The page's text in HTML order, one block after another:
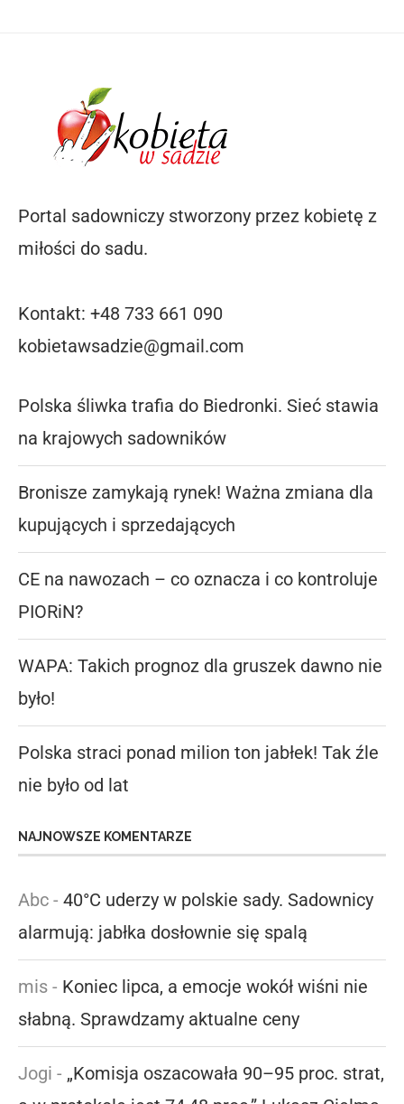
Portal sadowniczy stworzony przez kobietę z
miłości do sadu.
Kontakt: +48 733 661 090
kobietawsadzie@gmail.com
Polska śliwka trafia do Biedronki. Sieć stawia
na krajowych sadowników
Bronisze zamykają rynek! Ważna zmiana dla
kupujących i sprzedających
CE na nawozach – co oznacza i co kontroluje
PIORiN?
WAPA: Takich prognoz dla gruszek dawno nie
było!
Polska straci ponad milion ton jabłek! Tak źle
nie było od lat
NAJNOWSZE KOMENTARZE
Abc - 40°C uderzy w polskie sady. Sadownicy
alarmują: jabłka dosłownie się spalą
mis - Koniec lipca, a emocje wokół wiśni nie
słabną. Sprawdzamy aktualne ceny
Jogi - „Komisja oszacowała 90–95 proc. strat,